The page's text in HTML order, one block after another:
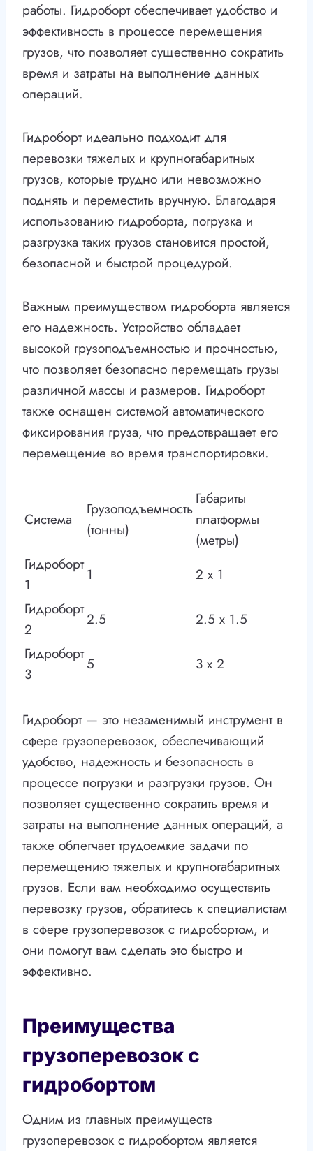
работы. Гидроборт обеспечивает удобство и
эффективность в процессе перемещения
грузов, что позволяет существенно сократить
время и затраты на выполнение данных
операций.
Гидроборт идеально подходит для
перевозки тяжелых и крупногабаритных
грузов, которые трудно или невозможно
поднять и переместить вручную. Благодаря
использованию гидроборта, погрузка и
разгрузка таких грузов становится простой,
безопасной и быстрой процедурой.
Важным преимуществом гидроборта является
его надежность. Устройство обладает
высокой грузоподъемностью и прочностью,
что позволяет безопасно перемещать грузы
различной массы и размеров. Гидроборт
также оснащен системой автоматического
фиксирования груза, что предотвращает его
перемещение во время транспортировки.
Система
Грузоподъемность
(тонны)
Габариты
платформы
(метры)
Гидроборт
1
1
2 x 1
Гидроборт
2
2.5
2.5 x 1.5
Гидроборт
3
5 3 x 2
Гидроборт — это незаменимый инструмент в
сфере грузоперевозок, обеспечивающий
удобство, надежность и безопасность в
процессе погрузки и разгрузки грузов. Он
позволяет существенно сократить время и
затраты на выполнение данных операций, а
также облегчает трудоемкие задачи по
перемещению тяжелых и крупногабаритных
грузов. Если вам необходимо осуществить
перевозку грузов, обратитесь к специалистам
в сфере грузоперевозок с гидробортом, и
они помогут вам сделать это быстро и
эффективно.
Преимущества
грузоперевозок с
гидробортом
Одним из главных преимуществ
грузоперевозок с гидробортом является